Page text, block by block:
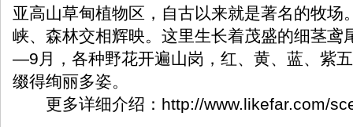
亚高山草甸植物区，自古以来就是著名的牧场
峡、森林交相辉映。这里生长着茂盛的细茎鸢
—9月，各种野花开遍山岗，红、黄、蓝、紫
缀得绚丽多姿。
更多详细介绍： http://www.likefar.com/